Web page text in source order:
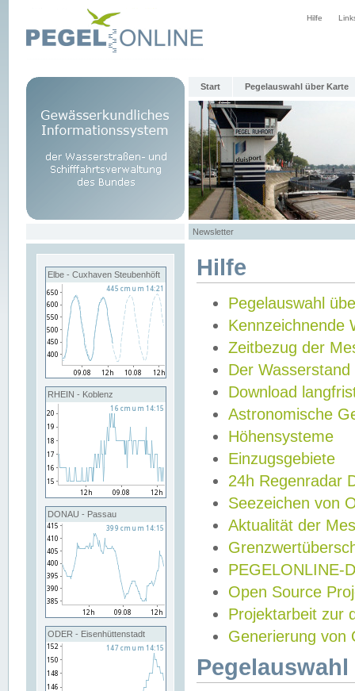
Hilfe
Start Pegelauswahl über Karte
Newsletter
Elbe - Cuxhaven Steubenhöft
RHEIN - Koblenz
DONAU - Passau
ODER - Eisenhüttenstadt
Hilfe
Pegelauswahl
Kennzeichnende
Zeitbezug der
Der Wasserstand
Download
Astronomische
Höhensysteme
Einzugsgebiete
24h Regenradar
Seezeichen von
Aktualität der
PEGELONLINE-
Open Source
Projektarbeit zur
Generierung von